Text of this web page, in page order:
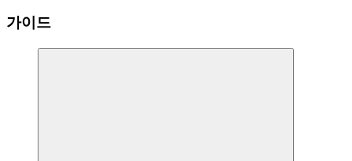
가이드